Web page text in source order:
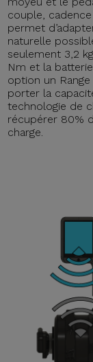
couple,
permet
naturelle
seulement 3,2
Nm et la
option un
porter la
technologie de
récupérer 80%
charge.